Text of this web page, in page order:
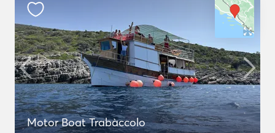
Motor Boat Trabàccolo